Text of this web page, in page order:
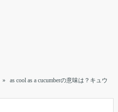
»
as cool as a cucumberの意味は？キュウ